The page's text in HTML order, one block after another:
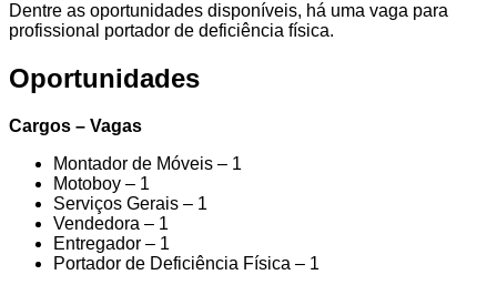
Dentre as oportunidades disponíveis, há uma vaga para
profissional portador de deficiência física.
Oportunidades
Cargos – Vagas
Montador de Móveis – 1
Motoboy – 1
Serviços Gerais – 1
Vendedora – 1
Entregador – 1
Portador de Deficiência Física – 1